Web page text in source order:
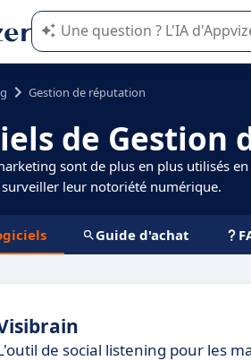
L'IA de Appvizer vous guide
Gestion de réputation
de Gestion
sont de plus en plus utilisés
leur notoriété numérique.
Guide d'achat
de social listening pour les